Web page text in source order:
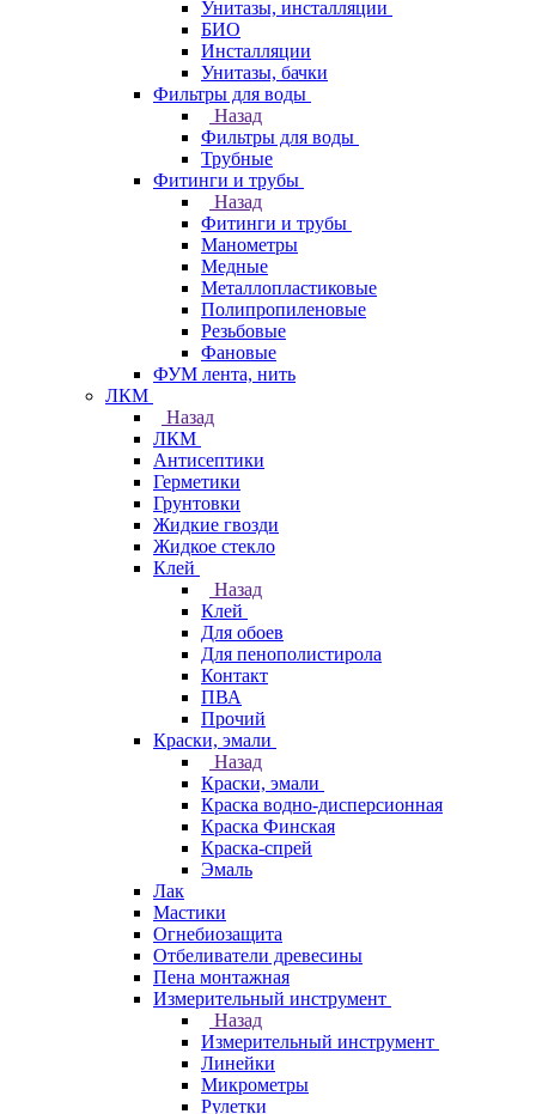
Унитазы, инсталляции
БИО
Инсталляции
Унитазы, бачки
Фильтры для воды
Назад
Фильтры для воды
Трубные
Фитинги и трубы
Назад
Фитинги и трубы
Манометры
Медные
Металлопластиковые
Полипропиленовые
Резьбовые
Фановые
ФУМ лента, нить
ЛКМ
Назад
ЛКМ
Антисептики
Герметики
Грунтовки
Жидкие гвозди
Жидкое стекло
Клей
Назад
Клей
Для обоев
Для пенополистирола
Контакт
ПВА
Прочий
Краски, эмали
Назад
Краски, эмали
Краска водно-дисперсионная
Краска Финская
Краска-спрей
Эмаль
Лак
Мастики
Огнебиозащита
Отбеливатели древесины
Пена монтажная
Измерительный инструмент
Назад
Измерительный инструмент
Линейки
Микрометры
Рулетки